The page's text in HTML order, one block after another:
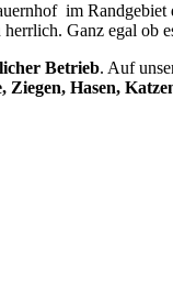
im
herrlich. Ganz egal
Betrieb. Auf
Ziegen, Hasen,